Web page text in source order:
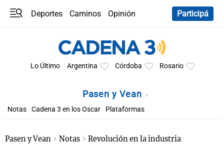
Deportes Caminos
Opinión
Participá
Lo Último Argentina Córdoba Rosario
Pasen y Vean
Notas Cadena 3 en los Oscar Plataformas
Pasen y Vean Notas Revolución en la industria